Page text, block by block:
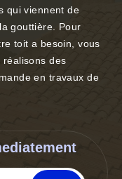
qui viennent de
gouttière. Pour
toit a besoin, vous
réalisons des
en travaux de